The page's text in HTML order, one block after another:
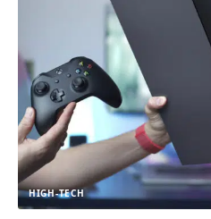
HIGH-TECH